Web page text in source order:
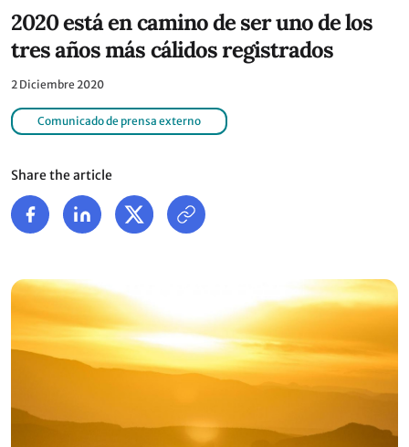
2020 está en camino de ser uno de los
tres años más cálidos registrados
2 Diciembre 2020
Comunicado de prensa externo
Share the article